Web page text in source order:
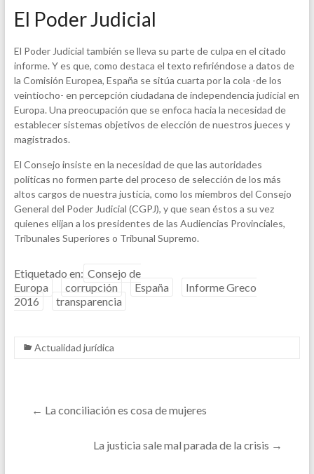
El Poder Judicial
El Poder Judicial también se lleva su parte de culpa en el citado
informe. Y es que, como destaca el texto refiriéndose a datos de
la Comisión Europea, España se sitúa cuarta por la cola -de los
veintiocho- en percepción ciudadana de independencia judicial en
Europa. Una preocupación que se enfoca hacia la necesidad de
establecer sistemas objetivos de elección de nuestros jueces y
magistrados.
El Consejo insiste en la necesidad de que las autoridades
políticas no formen parte del proceso de selección de los más
altos cargos de nuestra justicia, como los miembros del Consejo
General del Poder Judicial (CGPJ), y que sean éstos a su vez
quienes elijan a los presidentes de las Audiencias Provinciales,
Tribunales Superiores o Tribunal Supremo.
Etiquetado en: Consejo de
Europa
corrupción España
Informe Greco
2016
transparencia
Actualidad jurídica
← La conciliación es cosa de mujeres
La justicia sale mal parada de la crisis →